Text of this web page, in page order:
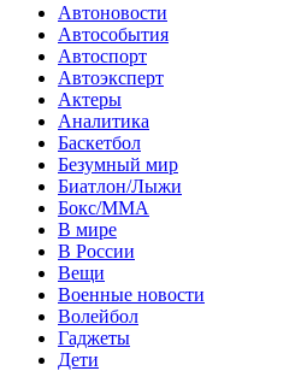
Автоновости
Автособытия
Автоспорт
Автоэксперт
Актеры
Аналитика
Баскетбол
Безумный мир
Биатлон/Лыжи
Бокс/MMA
В мире
В России
Вещи
Военные новости
Волейбол
Гаджеты
Дети